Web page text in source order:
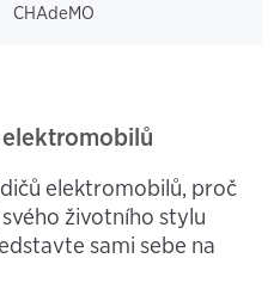
CHAdeMO
elektromobilů, proč
životního stylu
sami sebe na